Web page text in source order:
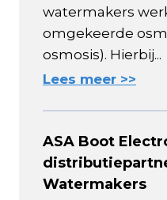
watermakers
omgekeerde
osmosis). Hierbij...
Lees meer >>
ASA Boot
Watermakers